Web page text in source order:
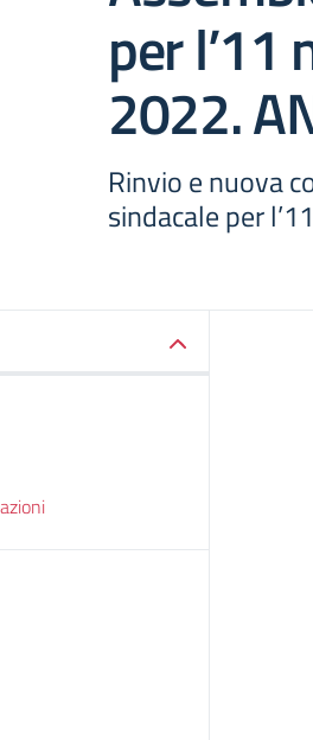
per l’11
2022.
Rinvio e nuova
sindacale per